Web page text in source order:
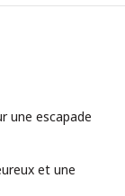
une escapade
et une